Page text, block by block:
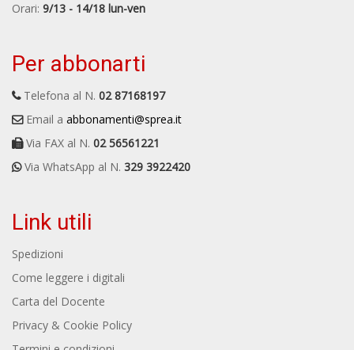
Orari: 9/13 - 14/18 lun-ven
Per abbonarti
Telefona al N. 02 87168197
Email a abbonamenti@sprea.it
Via FAX al N. 02 56561221
Via WhatsApp al N. 329 3922420
Link utili
Spedizioni
Come leggere i digitali
Carta del Docente
Privacy & Cookie Policy